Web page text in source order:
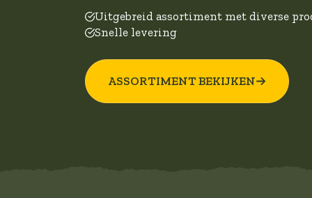
Uitgebreid assortiment met diverse
Snelle levering
ASSORTIMENT BEKIJKEN